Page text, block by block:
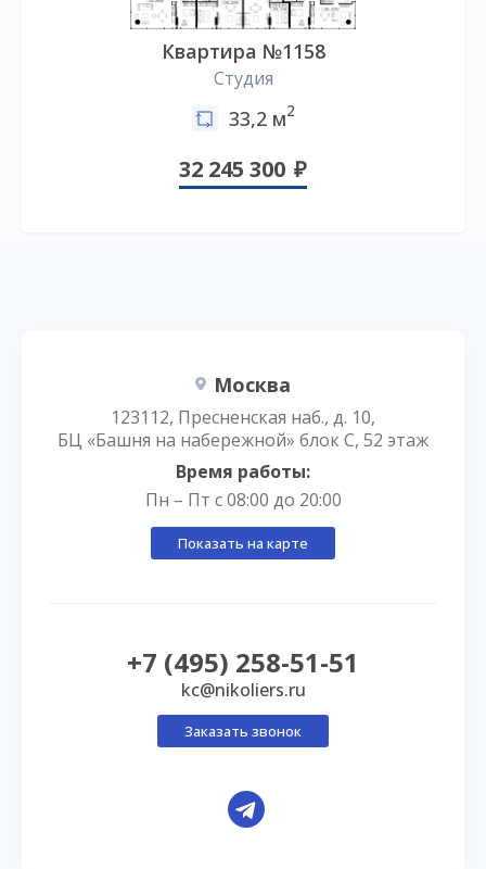
Квартира №1158
Студия
33,2 м2
32 245 300
Москва
123112, Пресненская наб., д. 10,
БЦ «Башня на набережной» блок С, 52 этаж
Время работы:
Пн – Пт с 08:00 до 20:00
Показать на карте
+7 (495) 258-51-51
kc@nikoliers.ru
Заказать звонок